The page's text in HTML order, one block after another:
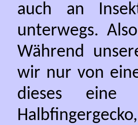
auch an
unterwegs.
Während
wir nur von
dieses eine